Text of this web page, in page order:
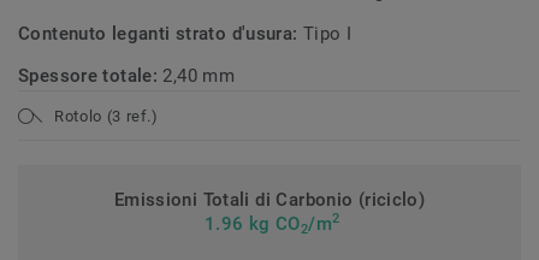
Contenuto leganti strato d'usura: Tipo I
Spessore totale: 2,40 mm
Rotolo (3 ref.)
Emissioni Totali di Carbonio (riciclo)
1.96 kg CO2/m2